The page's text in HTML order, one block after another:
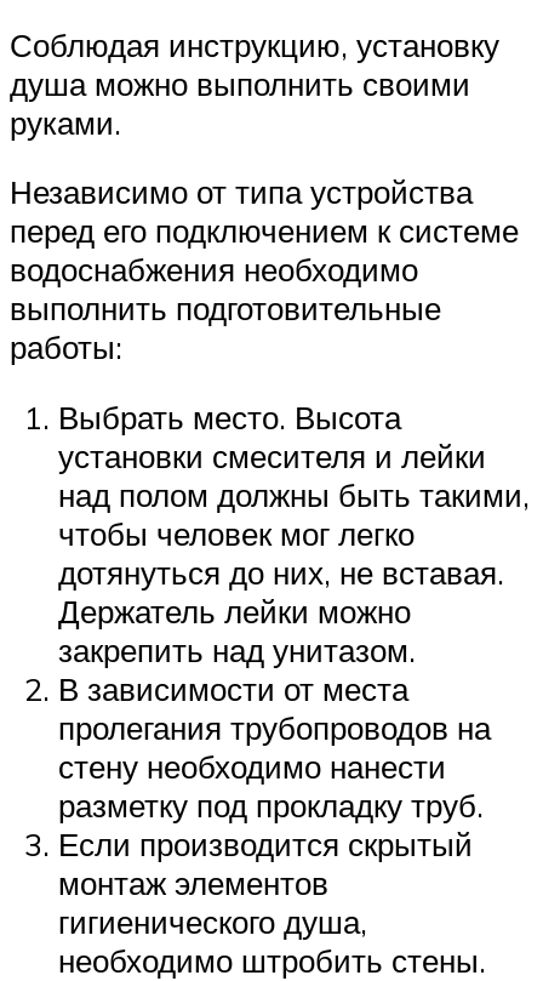
Соблюдая инструкцию, установку
душа можно выполнить своими
руками.
Независимо от типа устройства
перед его подключением к системе
водоснабжения необходимо
выполнить подготовительные
работы:
Выбрать место. Высота
установки смесителя и лейки
над полом должны быть такими,
чтобы человек мог легко
дотянуться до них, не вставая.
Держатель лейки можно
закрепить над унитазом.
В зависимости от места
пролегания трубопроводов на
стену необходимо нанести
разметку под прокладку труб.
Если производится скрытый
монтаж элементов
гигиенического душа,
необходимо штробить стены.